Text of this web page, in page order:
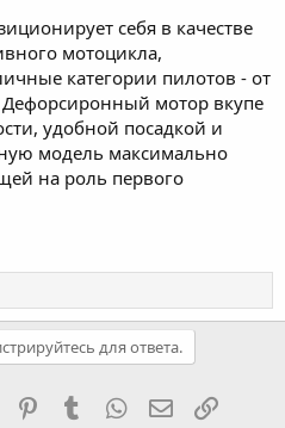
себя в качестве
мотоцикла,
категории пилотов - от
мотор вкупе
удобной посадкой и
модель максимально
на роль первого
для ответа.
PinterestTumblr WhatsApp Ссылка